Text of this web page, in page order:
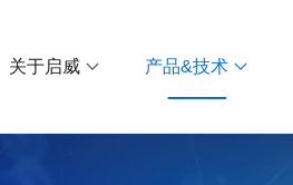
关于启威 产品&技术